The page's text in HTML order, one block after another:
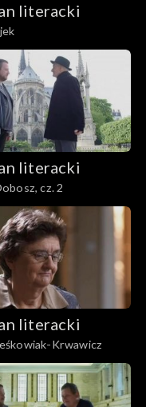
literacki
literacki
cz. 2
literacki
Krwawicz